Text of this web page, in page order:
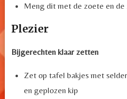
Meng dit met de zoete en de
Plezier
Bijgerechten klaar zetten
Zet op tafel bakjes met
en geplozen kip